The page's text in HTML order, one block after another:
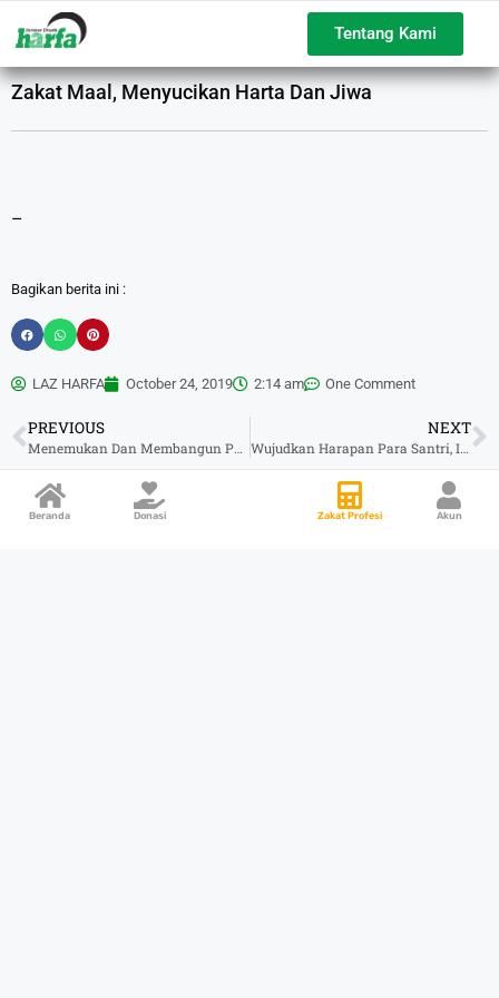
Tentang Kami
Zakat Maal, Menyucikan Harta Dan Jiwa
–
Bagikan berita ini :
LAZ HARFA October 24, 2019 2:14 am One Comment
PREVIOUS
Menemukan Dan Membangun Potensi Masyarakat Desa Dengan Pendekatan ABCD
NEXT
Wujudkan Harapan Para Santri, Ikatan Dokter Indonesia (IDI) Dan LAZ Harfa Bangun Wakaf Sumur
Beranda Donasi Zakat Profesi Akun